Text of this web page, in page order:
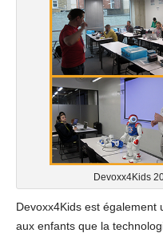
Devoxx4Kids
Devoxx4Kids est également
aux enfants que la